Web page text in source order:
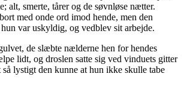
alt, smerte, tårer og de søvnløse nætter.
med onde ord imod hende, men den
var uskyldig, og vedblev sit arbejde.
de slæbte nælderne hen for hendes
lidt, og droslen satte sig ved vinduets gitter
så lystigt den kunne at hun ikke skulle tabe